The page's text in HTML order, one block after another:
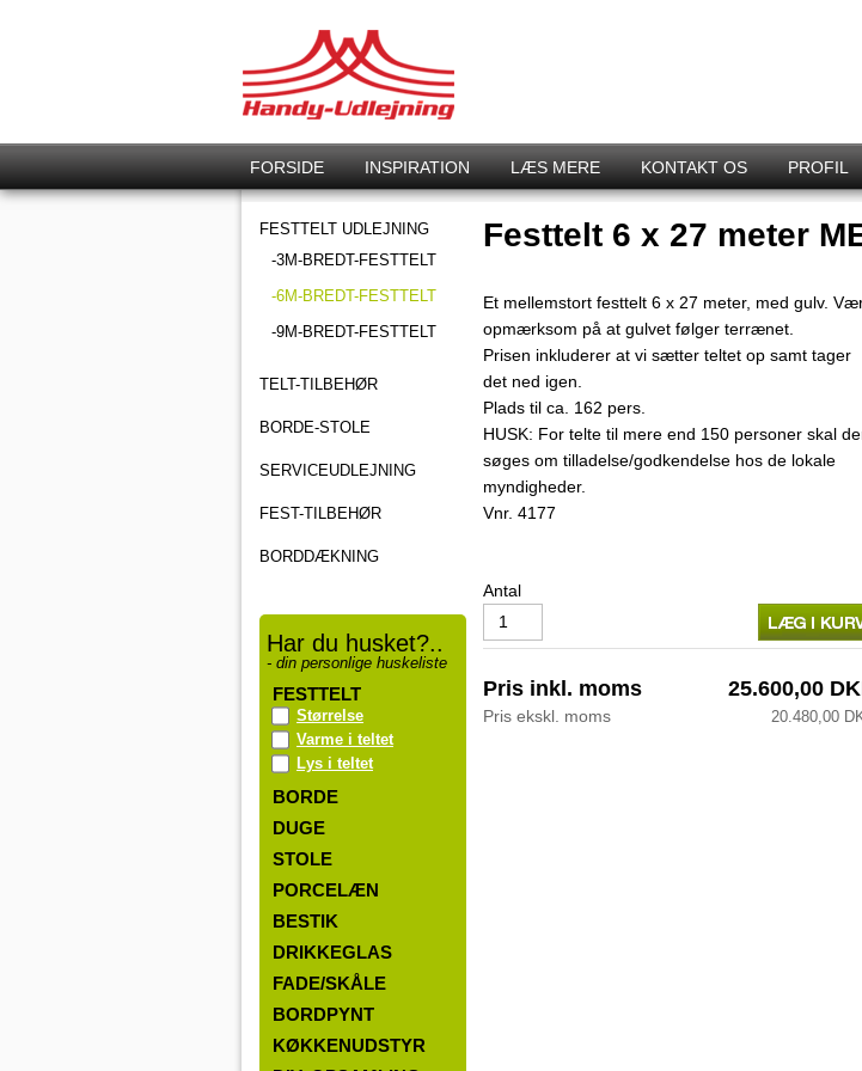
FORSIDE INSPIRATION LÆS MERE KONTAKT OS PROFIL
FESTTELT UDLEJNING
-3M-BREDT-FESTTELT
-6M-BREDT-FESTTELT
-9M-BREDT-FESTTELT
TELT-TILBEHØR
BORDE-STOLE
SERVICEUDLEJNING
FEST-TILBEHØR
BORDDÆKNING
Har du husket?..
- din personlige huskeliste
FESTTELT
Størrelse
Varme i teltet
Lys i teltet
BORDE
DUGE
STOLE
PORCELÆN
BESTIK
DRIKKEGLAS
FADE/SKÅLE
BORDPYNT
KØKKENUDSTYR
Festtelt 6 x 27 meter
Et mellemstort festtelt 6 x 27 meter, med gulv.
opmærksom på at gulvet følger terrænet.
Prisen inkluderer at vi sætter teltet op samt tager
det ned igen.
Plads til ca. 162 pers.
HUSK: For telte til mere end 150 personer skal
søges om tilladelse/godkendelse hos de lokale
myndigheder.
Vnr. 4177
Antal
Pris inkl. moms 25.600,00
Pris ekskl. moms 20.480,00